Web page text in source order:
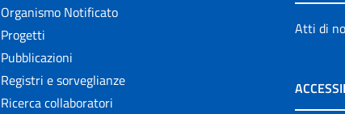
Organismo Notificato
Progetti
Pubblicazioni
Registri e sorveglianze
Ricerca collaboratori
Atti di